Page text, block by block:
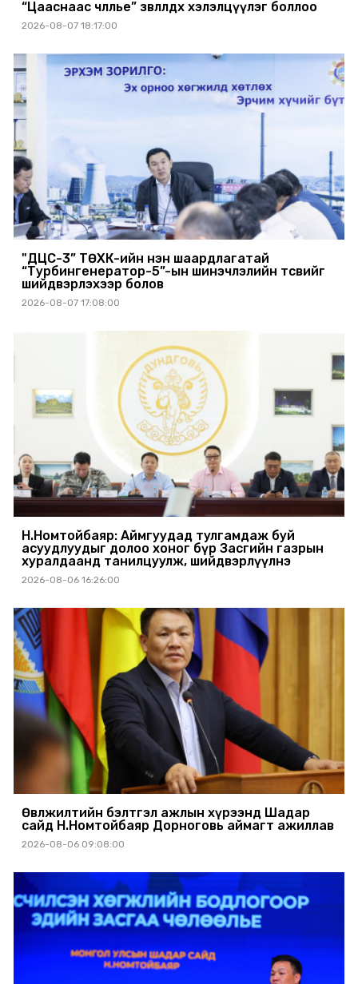
“Цааснаас чөлөөлье” зөвлөлдөх хэлэлцүүлэг боллоо
2026-08-07 18:17:00
"ДЦС-3” ТӨХК-ийн нэн шаардлагатай
“Турбингенератор-5”-ын шинэчлэлийн төсвийг
шийдвэрлэхээр болов
2026-08-07 17:08:00
Н.Номтойбаяр: Аймгуудад тулгамдаж буй
асуудлуудыг долоо хоног бүр Засгийн газрын
хуралдаанд танилцуулж, шийдвэрлүүлнэ
2026-08-06 16:26:00
Өвөлжилтийн бэлтгэл ажлын хүрээнд Шадар
сайд Н.Номтойбаяр Дорноговь аймагт ажиллав
2026-08-06 09:08:00